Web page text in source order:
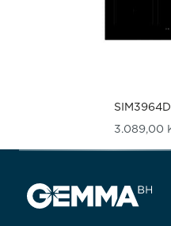
SIM3964D
3.089,00